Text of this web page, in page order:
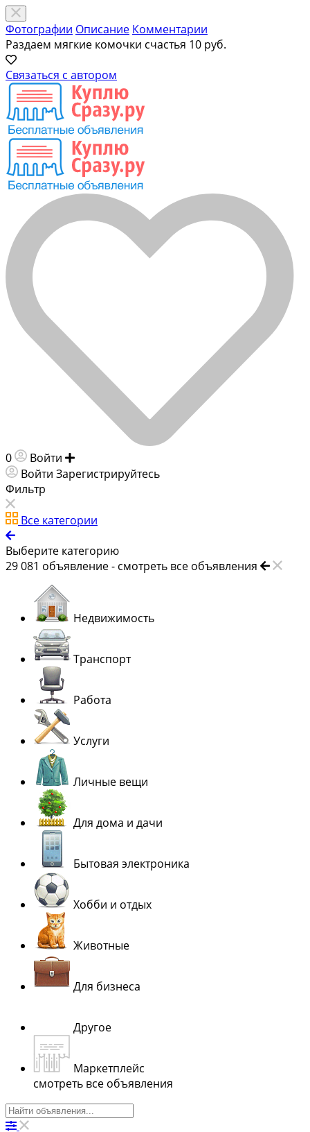
Фотографии Описание Комментарии
Раздаем мягкие комочки счастья 10 руб.
Связаться с автором
0 Войти
Войти Зарегистрируйтесь
Фильтр
Все категории
Выберите категорию
29 081 объявление - смотреть все объявления
Недвижимость
Транспорт
Работа
Услуги
Личные вещи
Для дома и дачи
Бытовая электроника
Хобби и отдых
Животные
Для бизнеса
Другое
Маркетплейс
смотреть все объявления